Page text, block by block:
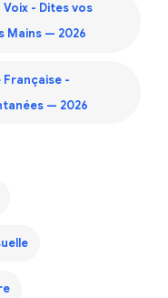
- Dites vos
Mains — 2026
-
— 2026